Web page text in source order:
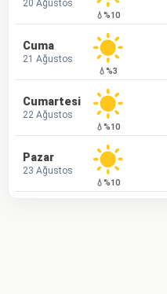
20 Ağustos
💧%10
Cuma
21 Ağustos
💧%3
Cumartesi
22 Ağustos
💧%10
Pazar
23 Ağustos
💧%10